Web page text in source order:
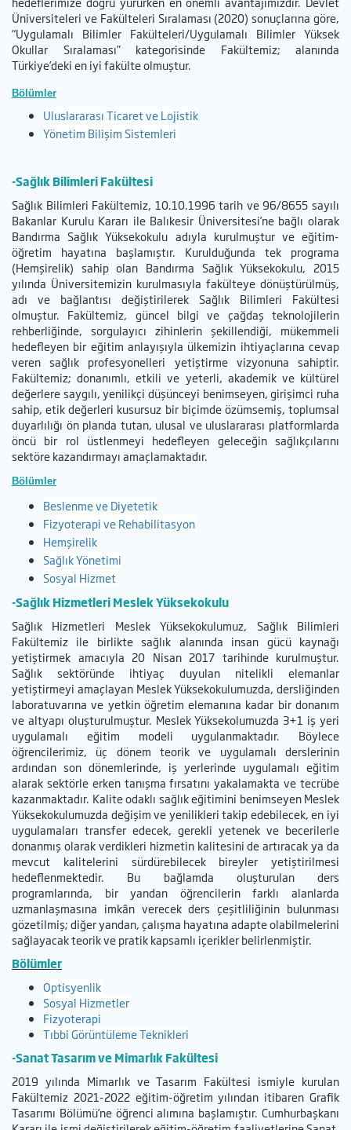
Üniversiteleri ve Fakülteleri Sıralaması (2020) sonuçlarına göre,
“Uygulamalı Bilimler Fakülteleri/Uygulamalı Bilimler Yüksek
Okullar Sıralaması” kategorisinde Fakültemiz; alanında
Türkiye’deki en iyi fakülte olmuştur.
Bölümler
Uluslararası Ticaret ve Lojistik
Yönetim Bilişim Sistemleri
-Sağlık Bilimleri Fakültesi
Sağlık Bilimleri Fakültemiz, 10.10.1996 tarih ve 96/8655 sayılı
Bakanlar Kurulu Kararı ile Balıkesir Üniversitesi’ne bağlı olarak
Bandırma Sağlık Yüksekokulu adıyla kurulmuştur ve eğitim-
öğretim hayatına başlamıştır. Kurulduğunda tek programa
(Hemşirelik) sahip olan Bandırma Sağlık Yüksekokulu, 2015
yılında Üniversitemizin kurulmasıyla fakülteye dönüştürülmüş,
adı ve bağlantısı değiştirilerek Sağlık Bilimleri Fakültesi
olmuştur. Fakültemiz, güncel bilgi ve çağdaş teknolojilerin
rehberliğinde, sorgulayıcı zihinlerin şekillendiği, mükemmeli
hedefleyen bir eğitim anlayışıyla ülkemizin ihtiyaçlarına cevap
veren sağlık profesyonelleri yetiştirme vizyonuna sahiptir.
Fakültemiz; donanımlı, etkili ve yeterli, akademik ve kültürel
değerlere saygılı, yenilikçi düşünceyi benimseyen, girişimci ruha
sahip, etik değerleri kusursuz bir biçimde özümsemiş, toplumsal
duyarlılığı ön planda tutan, ulusal ve uluslararası platformlarda
öncü bir rol üstlenmeyi hedefleyen geleceğin sağlıkçılarını
sektöre kazandırmayı amaçlamaktadır.
Bölümler
Beslenme ve Diyetetik
Fizyoterapi ve Rehabilitasyon
Hemşirelik
Sağlık Yönetimi
Sosyal Hizmet
-Sağlık Hizmetleri Meslek Yüksekokulu
Sağlık Hizmetleri Meslek Yüksekokulumuz, Sağlık Bilimleri
Fakültemiz ile birlikte sağlık alanında insan gücü kaynağı
yetiştirmek amacıyla 20 Nisan 2017 tarihinde kurulmuştur.
Sağlık sektöründe ihtiyaç duyulan nitelikli elemanlar
yetiştirmeyi amaçlayan Meslek Yüksekokulumuzda, dersliğinden
laboratuvarına ve yetkin öğretim elemanına kadar bir donanım
ve altyapı oluşturulmuştur. Meslek Yüksekolumuzda 3+1 iş yeri
uygulamalı eğitim modeli uygulanmaktadır. Böylece
öğrencilerimiz, üç dönem teorik ve uygulamalı derslerinin
ardından son dönemlerinde, iş yerlerinde uygulamalı eğitim
alarak sektörle erken tanışma fırsatını yakalamakta ve tecrübe
kazanmaktadır. Kalite odaklı sağlık eğitimini benimseyen Meslek
Yüksekokulumuzda değişim ve yenilikleri takip edebilecek, en iyi
uygulamaları transfer edecek, gerekli yetenek ve becerilerle
donanmış olarak verdikleri hizmetin kalitesini de artıracak ya da
mevcut kalitelerini sürdürebilecek bireyler yetiştirilmesi
hedeflenmektedir. Bu bağlamda oluşturulan ders
programlarında, bir yandan öğrencilerin farklı alanlarda
uzmanlaşmasına imkân verecek ders çeşitliliğinin bulunması
gözetilmiş; diğer yandan, çalışma hayatına adapte olabilmelerini
sağlayacak teorik ve pratik kapsamlı içerikler belirlenmiştir.
Bölümler
Optisyenlik
Sosyal Hizmetler
Fizyoterapi
Tıbbi Görüntüleme Teknikleri
-Sanat TasarımveMimarlıkFakültesi
2019 yılında Mimarlık ve Tasarım Fakültesi ismiyle kurulan
Fakültemiz 2021-2022 eğitim-öğretim yılından itibaren Grafik
Tasarımı Bölümü’ne öğrenci alımına başlamıştır. Cumhurbaşkanı